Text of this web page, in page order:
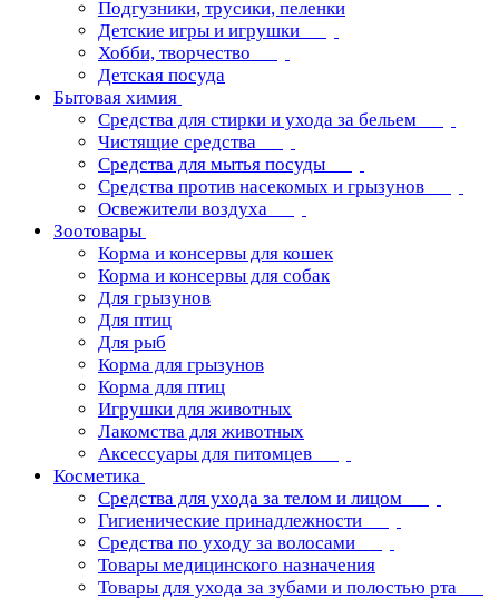
Подгузники, трусики, пеленки
Детские игры и игрушки
Хобби, творчество
Детская посуда
Бытовая химия
Средства для стирки и ухода за бельем
Чистящие средства
Средства для мытья посуды
Средства против насекомых и грызунов
Освежители воздуха
Зоотовары
Корма и консервы для кошек
Корма и консервы для собак
Для грызунов
Для птиц
Для рыб
Корма для грызунов
Корма для птиц
Игрушки для животных
Лакомства для животных
Аксессуары для питомцев
Косметика
Средства для ухода за телом и лицом
Гигиенические принадлежности
Средства по уходу за волосами
Товары медицинского назначения
Товары для ухода за зубами и полостью рта